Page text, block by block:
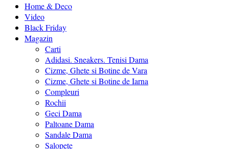
Home & Deco
Video
Black Friday
Magazin
Carti
Adidasi. Sneakers. Tenisi Dama
Cizme, Ghete si Botine de Vara
Cizme, Ghete si Botine de Iarna
Compleuri
Rochii
Geci Dama
Paltoane Dama
Sandale Dama
Salopete